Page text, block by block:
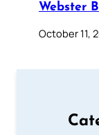
Webster
October 11,